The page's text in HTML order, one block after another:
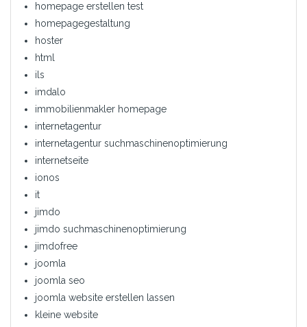
homepage erstellen test
homepagegestaltung
hoster
html
ils
imdalo
immobilienmakler homepage
internetagentur
internetagentur suchmaschinenoptimierung
internetseite
ionos
it
jimdo
jimdo suchmaschinenoptimierung
jimdofree
joomla
joomla seo
joomla website erstellen lassen
kleine website